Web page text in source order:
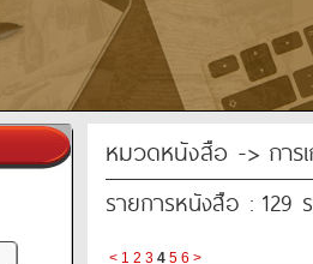
หมวดหนังสือ -> การ
รายการหนังสือ : 129
< 1 2 3 4 5 6 >